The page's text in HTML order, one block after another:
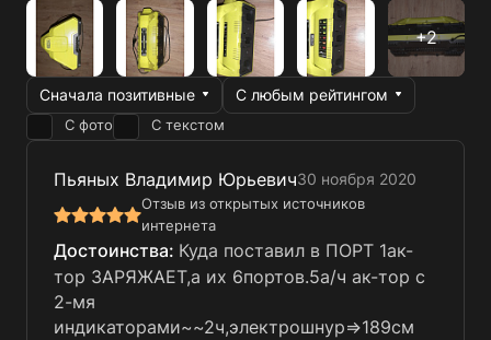
Сначала позитивные С любым рейтингом
С фото С текстом
Пьяных Владимир Юрьевич30 ноября 2020
Отзыв из открытых источников
интернета
Куда поставил в ПОРТ 1ак-
тор ЗАРЯЖАЕТ,а их 6портов.5а/ч ак-тор с
2-мя
индикаторами~~2ч,электрошнур=>189см